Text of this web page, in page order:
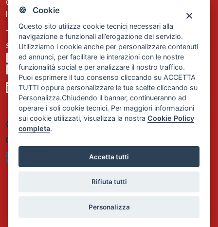
🍪 Cookie
Questo sito utilizza cookie tecnici necessari alla
navigazione e funzionali all’erogazione del servizio.
Utilizziamo i cookie anche per personalizzare contenuti
ed annunci, per facilitare le interazioni con le nostre
funzionalità social e per analizzare il nostro traffico.
Puoi esprimere il tuo consenso cliccando su ACCETTA
TUTTI oppure personalizzare le tue scelte cliccando su
Personalizza.Chiudendo il banner, continueranno ad
operare i soli cookie tecnici. Per maggiori informazioni
sui cookie utilizzati, visualizza la nostraCookie Policy
completa.
Accetta tutti
Rifiuta tutti
Personalizza
C.F. e P.IVA: 13474420158
Iscrizione REA Milano n. 1656740
Tel. +39 02 2838 1307
segreteria@comservizi.eu
Privacy Policy
Cookie Policy